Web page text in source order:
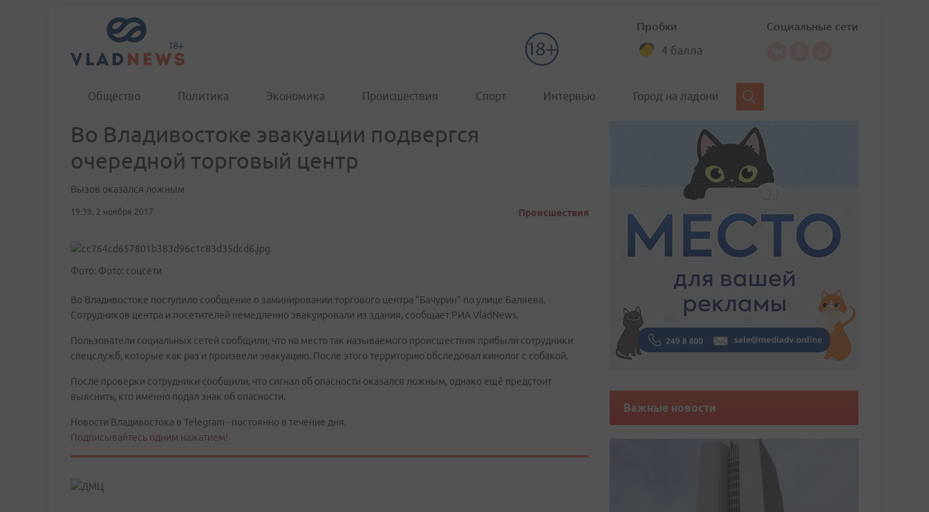
Пробки
4 балла
Социальные сети
Общество Политика Экономика Происшествия Спорт Интервью Город на ладони
Во Вла­дивос­то­ке эвакуации подвергся
очередной торговый центр
Вызов оказался ложным
19:39, 2 ноября 2017 Происшествия
Фото: Фото: соцсети
Во Владивостоке поступило сообщение о заминировании торгового центра "Бачурин" по улице Баляева.
Сотрудников центра и посетителей немедленно эвакуировали из здания, сообщает РИА VladNews.
Пользователи социальных сетей сообщили, что на место так называемого происшествия прибыли сотрудники
спецслужб, которые как раз и произвели эвакуацию. После этого территорию обследовал кинолог с собакой.
После проверки сотрудники сообщили, что сигнал об опасности оказался ложным, однако ещё предстоит
выяснить, кто именно подал знак об опасности.
Новости Владивостока в Telegram - постоянно в течение дня.
Подписывайтесь одним нажатием!
Важные новости